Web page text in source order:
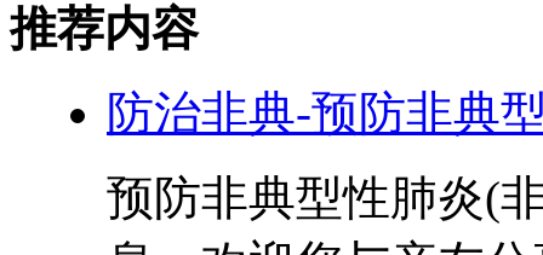
推荐内容
防治非典-预防非典
预防非典型性肺炎(